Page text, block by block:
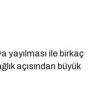
yayılması ile birkaç
açısından büyük